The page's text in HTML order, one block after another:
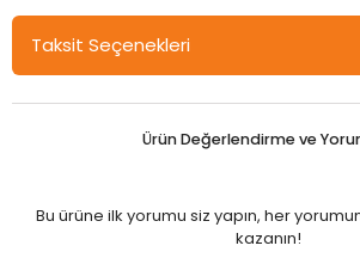
Nobel Tüketici Hayranlığı - Hatice Aydın
karar verme sürecinde, yabancı menşeili
özellikle siyasi gelişmelere rağmen
ülkeye duydukları hayranlıklarını, satın
markalarla/ürünlerle göstermekte, onları
Taksit Seçenekleri
Ürün Değerlendirme ve
Bu ürüne ilk yorumu siz yapın, her
kazanın!